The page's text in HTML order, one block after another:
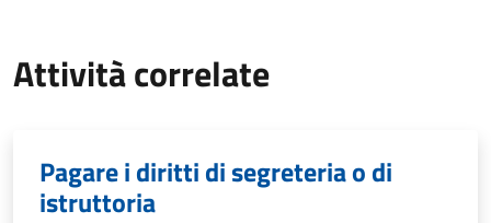
Attività correlate
Pagare i diritti di segreteria o di
istruttoria